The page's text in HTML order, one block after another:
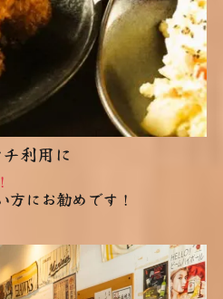
利用に
方にお勧めです！